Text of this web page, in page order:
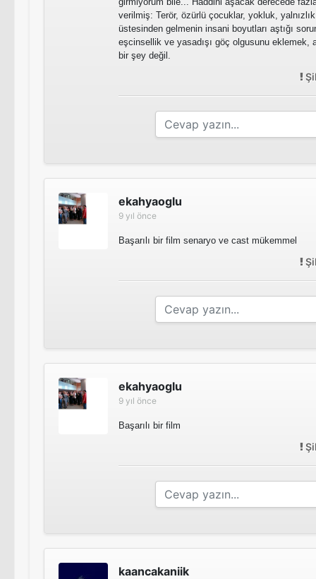
verilmiş: Terör, özürlü çocuklar, yokluk,
üstesinden gelmenin insani boyutları aştığı
eşcinsellik ve yasadışı göç olgusunu eklemek,
bir şey değil.
ekahyaoglu
9 yıl önce
Başarılı bir film senaryo ve cast mükemmel
ekahyaoglu
9 yıl önce
Başarılı bir film
kaancakaniik